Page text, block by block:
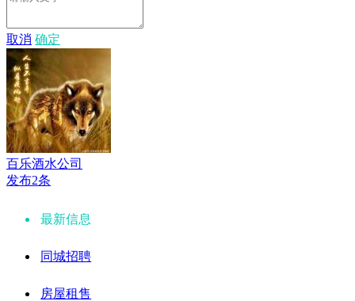
取消 确定
百乐酒水公司
发布2条
最新信息
同城招聘
房屋租售